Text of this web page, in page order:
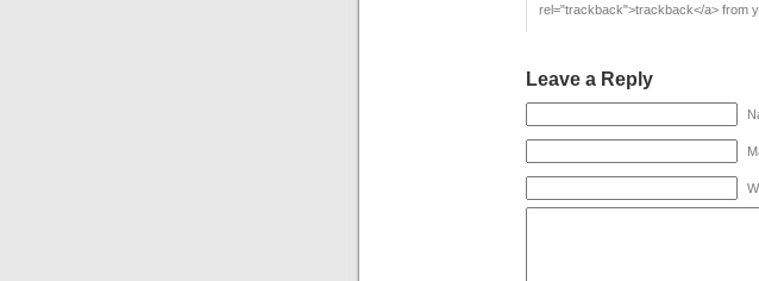
rel="trackback">trackback</a> from
Leave a Reply